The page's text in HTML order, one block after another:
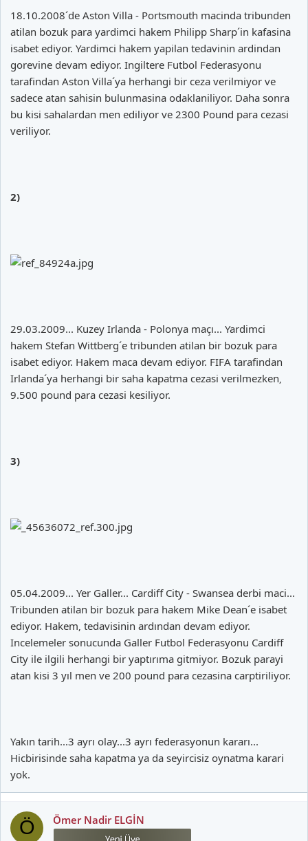
18.10.2008´de Aston Villa - Portsmouth macinda tribunden
atilan bozuk para yardimci hakem Philipp Sharp´in kafasina
isabet ediyor. Yardimci hakem yapilan tedavinin ardindan
gorevine devam ediyor. Ingiltere Futbol Federasyonu
tarafindan Aston Villa´ya herhangi bir ceza verilmiyor ve
sadece atan sahisin bulunmasina odaklaniliyor. Daha sonra
bu kisi sahalardan men ediliyor ve 2300 Pound para cezasi
veriliyor.
2)
29.03.2009... Kuzey Irlanda - Polonya maçı... Yardimci
hakem Stefan Wittberg´e tribunden atilan bir bozuk para
isabet ediyor. Hakem maca devam ediyor. FIFA tarafindan
Irlanda´ya herhangi bir saha kapatma cezasi verilmezken‚
9.500 pound para cezasi kesiliyor.
3)
05.04.2009... Yer Galler... Cardiff City - Swansea derbi maci...
Tribunden atilan bir bozuk para hakem Mike Dean´e isabet
ediyor. Hakem‚ tedavisinin ardından devam ediyor.
Incelemeler sonucunda Galler Futbol Federasyonu Cardiff
City ile ilgili herhangi bir yaptırıma gitmiyor. Bozuk parayi
atan kisi 3 yıl men ve 200 pound para cezasina carptiriliyor.
Yakın tarih...3 ayrı olay...3 ayrı federasyonun kararı...
Hicbirisinde saha kapatma ya da seyircisiz oynatma karari
yok.
Ö Ömer Nadir ELGİN